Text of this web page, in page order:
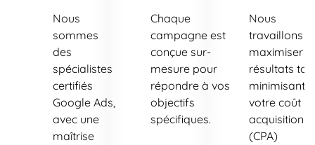
Nous
sommes
des
spécialistes
certifiés
Google Ads,
avec une
maîtrise
Chaque
campagne est
conçue sur-
mesure pour
répondre à vos
objectifs
spécifiques.
Nous
travaillons
maximiser
résultats
minimisant
votre coût
acquisition
(CPA)